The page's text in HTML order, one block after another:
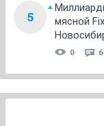
5
мясной
0